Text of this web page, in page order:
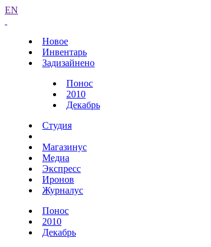
EN
Новое
Инвентарь
Задизайнено
Понос
2010
Декабрь
Студия
Магазинус
Медиа
Экспресс
Иронов
Журналус
Понос
2010
Декабрь